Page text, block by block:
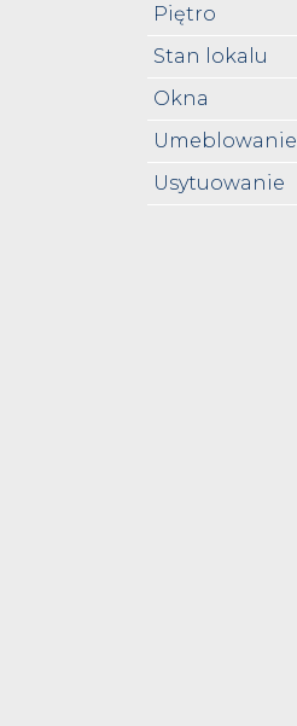
Piętro
Stan lokalu
Okna
Umeblowanie
Usytuowanie